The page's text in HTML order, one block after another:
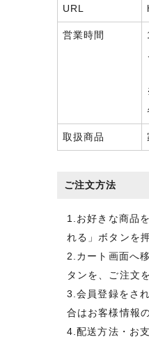
URL
営業時間
取扱商品
ご注文方法
1.お好きな商品
れる」ボタンを
2.カート画面へ
タンを、ご注文
3.会員登録をさ
合はお客様情報
4.配送方法・お